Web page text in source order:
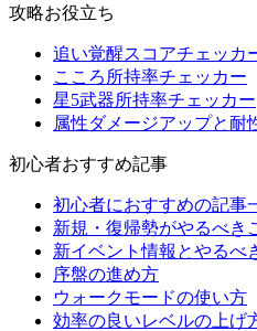
攻略お役立ち
追い覚醒スコアチェッカ
こころ所持率チェッカー
星5武器所持率チェッカー
属性ダメージアップと耐
初心者おすすめ記事
初心者におすすめの記事
新規・復帰勢がやるべき
新イベント情報とやるべ
序盤の進め方
ウォークモードの使い方
効率の良いレベルの上げ